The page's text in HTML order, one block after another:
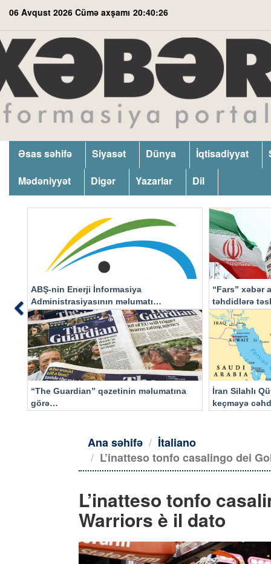
06 Avqust 2026 Cümə axşamı 20:40:27
Əsas səhifə Siyasət Dünya İqtisadiyyat
Mədəniyyət
Digər Yazarlar Dil
ABŞ-nin Enerji İnformasiya
Administrasiyasının məlumatı
əsasında…
“Fars” xəbər
təhdidlərə
“The Guardian” qəzetinin məlumatına
görə…
İran Silahlı
keçməyə
Previous
Ana səhifə
İtaliano
L’inatteso tonfo casalingo dei
L’inatteso tonfo
Warriors è il dato